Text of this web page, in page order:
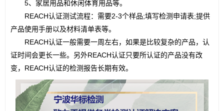
5、家居用品和休闲体育用品等。
REACH认证测试流程：需要2-3个样品;填写检测申请表;提供
产品使用手册以及材料清单表等。
REACH认证一般需要一周左右，如果是比较复杂的产品，认
证时间会更长一些。另外REACH认证只要所认证的产品没有改
变，REACH认证的检测报告长期有效。